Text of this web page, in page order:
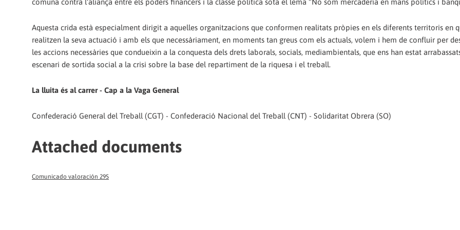
Aquesta crida està especialment dirigit a aquelles organitzacions que conformen realitats pròpies en els diferents territoris en
realitzen la seva actuació i amb els que necessàriament, en moments tan greus com els actuals, volem i hem de confluir per
les accions necessàries que condueixin a la conquesta dels drets laborals, socials, mediambientals, que ens han estat
escenari de sortida social a la crisi sobre la base del repartiment de la riquesa i el treball.
La lluita és al carrer - Cap a la Vaga General
Confederació General del Treball (CGT) - Confederació Nacional del Treball (CNT) - Solidaritat Obrera (SO)
Attached documents
Comunicado valoración 29S